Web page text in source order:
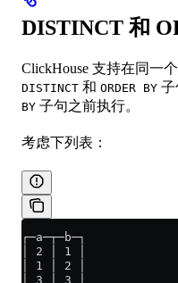
DISTINCT 和
ClickHouse 支持在同一
DISTINCT 和 ORDER BY 子
BY 子句之前执行。
考虑下列表：
┌─a─┬─b─┐
│ 2 │ 1 │
│ 1 │ 2 │
│ 3 │ 3 │